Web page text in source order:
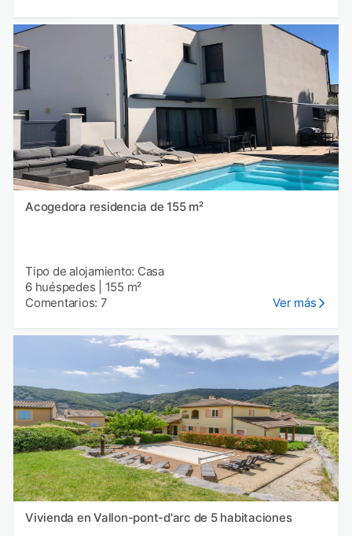
Acogedora residencia de 155 m²
Tipo de alojamiento: Casa
6 huéspedes
155 m²
Comentarios: 7
Ver más
Vivienda en Vallon-pont-d'arc de 5 habitaciones